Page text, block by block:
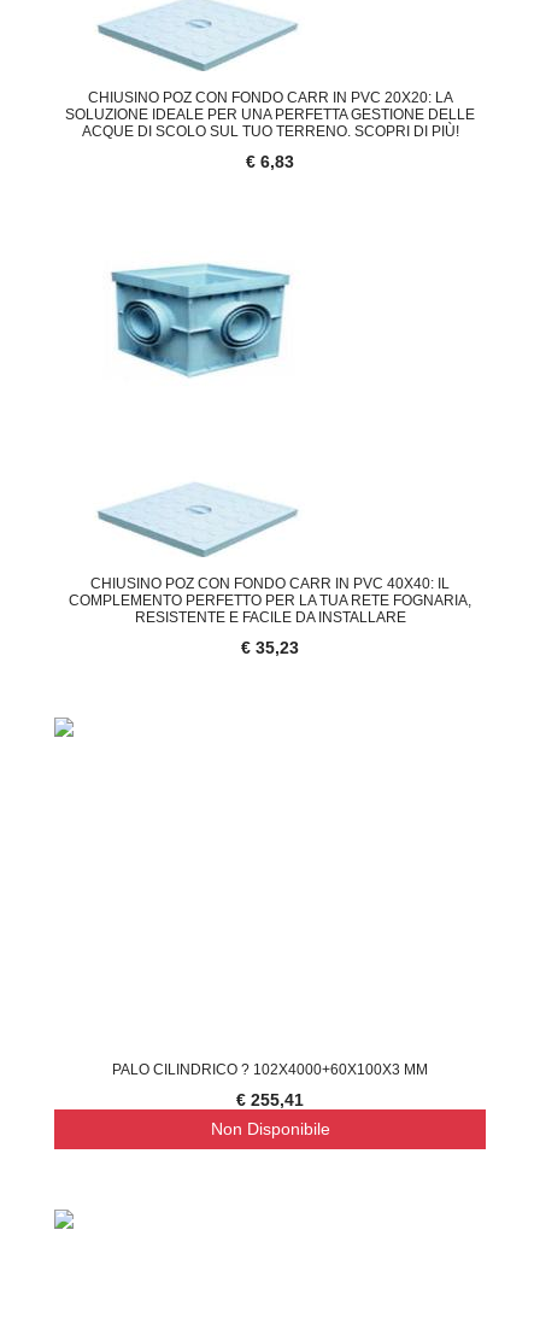
CHIUSINO POZ CON FONDO CARR IN PVC 20X20: LA
SOLUZIONE IDEALE PER UNA PERFETTA GESTIONE DELLE
ACQUE DI SCOLO SUL TUO TERRENO. SCOPRI DI PIÙ!
€ 6,83
CHIUSINO POZ CON FONDO CARR IN PVC 40X40: IL
COMPLEMENTO PERFETTO PER LA TUA RETE FOGNARIA,
RESISTENTE E FACILE DA INSTALLARE
€ 35,23
PALO CILINDRICO ? 102X4000+60X100X3 MM
€ 255,41
Non Disponibile